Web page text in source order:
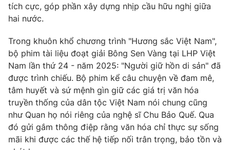
tích cực, góp phần xây dựng nhịp cầu hữu nghị giữa
hai nước.
Trong khuôn khổ chương trình "Hương sắc Việt Nam",
bộ phim tài liệu đoạt giải Bông Sen Vàng tại LHP Việt
Nam lần thứ 24 - năm 2025: "Người giữ hồn di sản" đã
được trình chiếu. Bộ phim kể câu chuyện về đam mê,
tâm huyết và sứ mệnh gìn giữ các giá trị văn hóa
truyền thống của dân tộc Việt Nam nói chung cũng
như Quan họ nói riêng của nghệ sĩ Chu Bảo Quế. Qua
đó gửi gắm thông điệp rằng văn hóa chỉ thực sự sống
mãi khi được các thế hệ tiếp nối trân trọng, bảo tồn và